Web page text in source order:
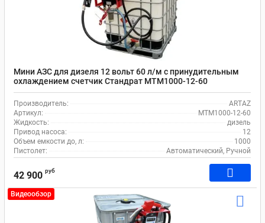
Мини АЗС для дизеля 12 вольт 60 л/м с принудительным
охлаждением счетчик Стандрат MTM1000-12-60
Производитель:
ARTAZ
Артикул:
MTM1000-12-60
Жидкость:
дизель
Привод насоса:
12
Объем емкости до, л:
1000
Пистолет:
Автоматический, Ручной
42 900 руб
Видеообзор